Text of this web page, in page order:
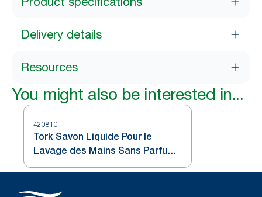
Delivery details
Resources
You might also be interested in...
420810
Tork Savon Liquide Pour le
Lavage des Mains Sans Parfum
S1/S11